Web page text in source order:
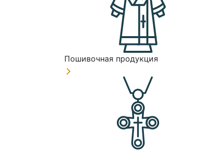
Пошивочная продукция